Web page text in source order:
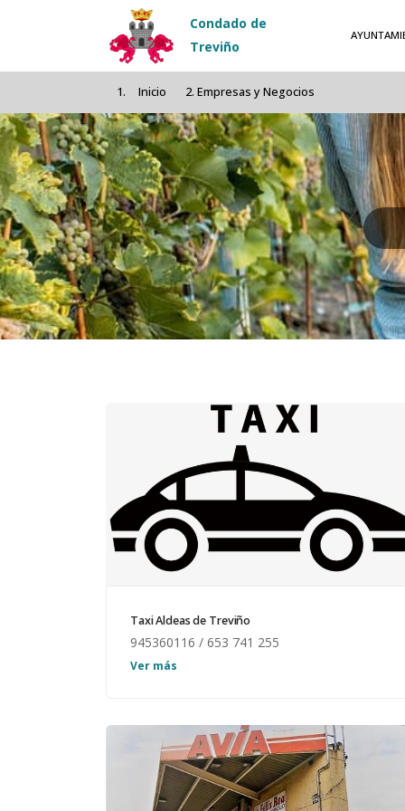
Pasar al contenido principal
Condado de
Treviño
Inicio Empresas y Negocios
Taxi Aldeas de Treviño
945360116 / 653 741 255
8 plazas.
Ver más